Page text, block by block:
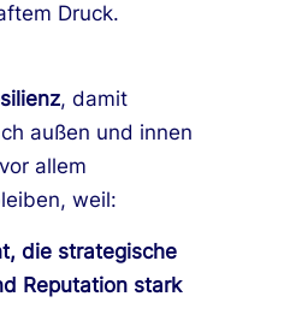
Druck.
, damit
außen und innen
allem
weil:
die strategische
Reputation stark